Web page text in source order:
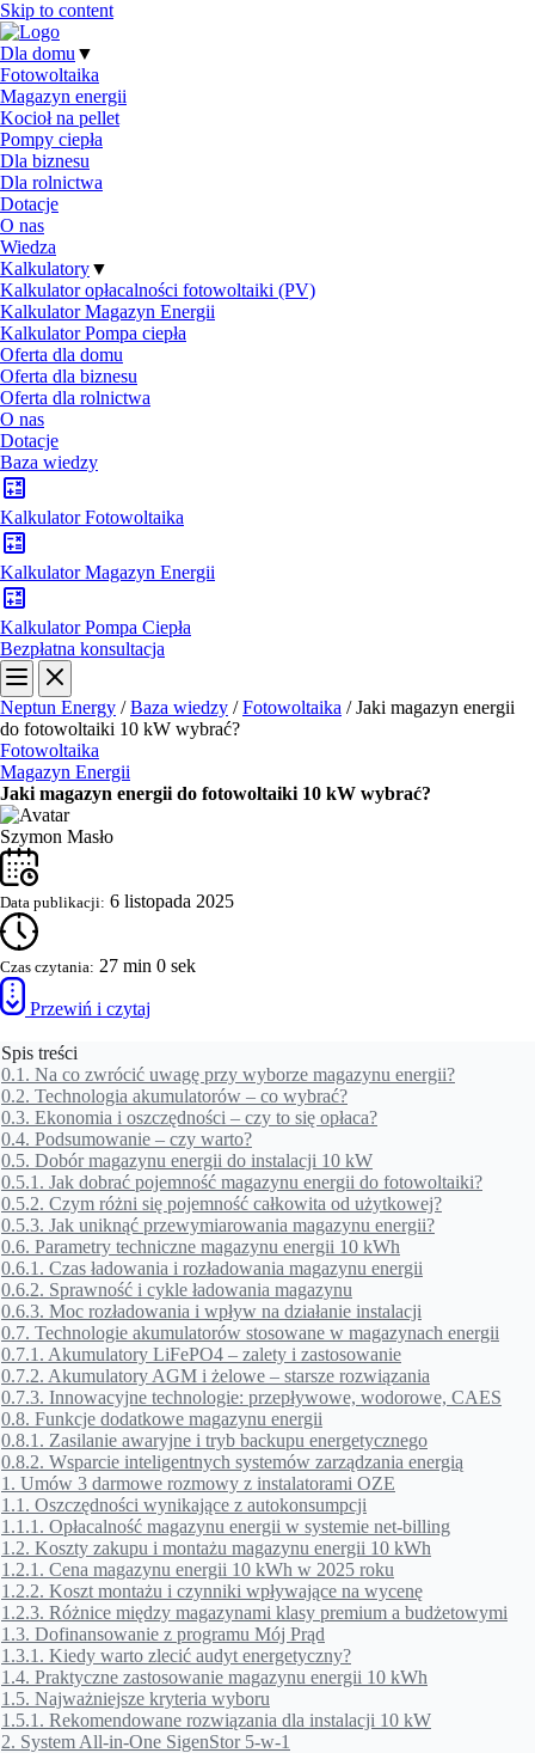
Skip to content
Dla domu ▼
Fotowoltaika
Magazyn energii
Kocioł na pellet
Pompy ciepła
Dla biznesu
Dla rolnictwa
Dotacje
O nas
Wiedza
Kalkulatory▼
Kalkulator opłacalności fotowoltaiki (PV)
Kalkulator Magazyn Energii
Kalkulator Pompa ciepła
Oferta dla domu
Oferta dla biznesu
Oferta dla rolnictwa
O nas
Dotacje
Baza wiedzy
Kalkulator Fotowoltaika
Kalkulator Magazyn Energii
Kalkulator Pompa Ciepła
Bezpłatna konsultacja
Neptun Energy /Baza wiedzy /Fotowoltaika /Jaki magazyn energii
do fotowoltaiki 10 kW wybrać?
Fotowoltaika
Magazyn Energii
Jaki magazyn energii do fotowoltaiki 10 kW wybrać?
Szymon Masło
Data publikacji: 6 listopada 2025
Czas czytania: 27 min 0 sek
Przewiń i czytaj
Spis treści
0.1. Na co zwrócić uwagę przy wyborze magazynu energii?
0.2. Technologia akumulatorów – co wybrać?
0.3. Ekonomia i oszczędności – czy to się opłaca?
0.4. Podsumowanie – czy warto?
0.5. Dobór magazynu energii do instalacji 10 kW
0.5.1. Jak dobrać pojemność magazynu energii do fotowoltaiki?
0.5.2. Czym różni się pojemność całkowita od użytkowej?
0.5.3. Jak uniknąć przewymiarowania magazynu energii?
0.6. Parametry techniczne magazynu energii 10 kWh
0.6.1. Czas ładowania i rozładowania magazynu energii
0.6.2. Sprawność i cykle ładowania magazynu
0.6.3. Moc rozładowania i wpływ na działanie instalacji
0.7. Technologie akumulatorów stosowane w magazynach energii
0.7.1. Akumulatory LiFePO4 – zalety i zastosowanie
0.7.2. Akumulatory AGM i żelowe – starsze rozwiązania
0.7.3. Innowacyjne technologie: przepływowe, wodorowe, CAES
0.8. Funkcje dodatkowe magazynu energii
0.8.1. Zasilanie awaryjne i tryb backupu energetycznego
0.8.2. Wsparcie inteligentnych systemów zarządzania energią
1. Umów 3 darmowe rozmowy z instalatorami OZE
1.1. Oszczędności wynikające z autokonsumpcji
1.1.1. Opłacalność magazynu energii w systemie net-billing
1.2. Koszty zakupu i montażu magazynu energii 10 kWh
1.2.1. Cena magazynu energii 10 kWh w 2025 roku
1.2.2. Koszt montażu i czynniki wpływające na wycenę
1.2.3. Różnice między magazynami klasy premium a budżetowymi
1.3. Dofinansowanie z programu Mój Prąd
1.3.1. Kiedy warto zlecić audyt energetyczny?
1.4. Praktyczne zastosowanie magazynu energii 10 kWh
1.5. Najważniejsze kryteria wyboru
1.5.1. Rekomendowane rozwiązania dla instalacji 10 kW
2. System All-in-One SigenStor 5-w-1